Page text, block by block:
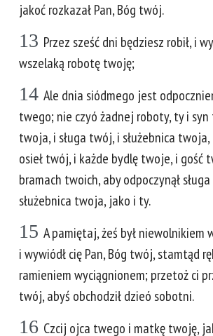
jakoć rozkazał Pan, Bóg twój.
13 Przez sześć dni będziesz robił, i
wszelaką robotę twoję;
14 Ale dnia siódmego jest
twego; nie czyó żadnej roboty, ty i
twoja, i sługa twój, i służebnica
osieł twój, i każde bydlę twoje, i gość
bramach twoich, aby odpoczynął
służebnica twoja, jako i ty.
15 A pamiętaj, żeś był niewolnikiem
i wywiódł cię Pan, Bóg twój, stamtąd
ramieniem wyciągnionem; przetoż ci
twój, abyś obchodził dzieó sobotni.
16 Czcij ojca twego i matkę twoję,